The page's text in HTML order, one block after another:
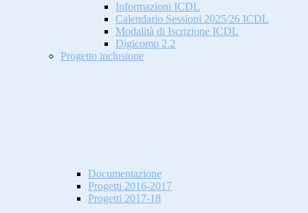
Informazioni ICDL
Calendario Sessioni 2025/26 ICDL
Modalità di Iscrizione ICDL
Digicomp 2.2
Progetto inclusione
Documentazione
Progetti 2016-2017
Progetti 2017-18